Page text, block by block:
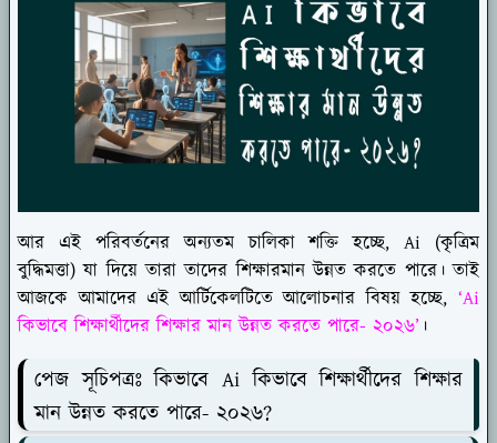
আর এই পরিবর্তনের অন্যতম চালিকা শক্তি হচ্ছে, Ai (কৃত্রিম
বুদ্ধিমত্তা) যা দিয়ে তারা তাদের শিক্ষারমান উন্নত করতে পারে। তাই
আজকে আমাদের এই আর্টিকেলটিতে আলোচনার বিষয় হচ্ছে, ‘Ai
কিভাবে শিক্ষার্থীদের শিক্ষার মান উন্নত করতে পারে- ২০২৬’ ।
পেজ সূচিপত্রঃ কিভাবে Ai কিভাবে শিক্ষার্থীদের শিক্ষার
মান উন্নত করতে পারে- ২০২৬?